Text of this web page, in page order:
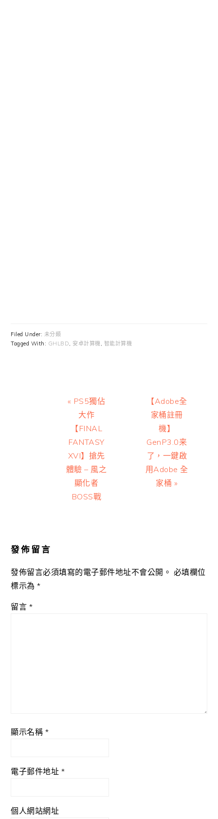
Filed Under: 未分類
Tagged With: GHLBD, 安卓計算機, 智能計算機
Previous
Post:
« PS5獨佔
大作
【FINAL
FANTASY
XVI】搶先
體驗 – 風之
顯化者
BOSS戰
Next
Post:
【Adobe全
家桶註冊
機】
GenP3.0来
了，一鍵啟
用Adobe 全
家桶 »
發佈留言
發佈留言必須填寫的電子郵件地址不會公開。 必填欄位
標示為*
留言 *
顯示名稱 *
電子郵件地址 *
個人網站網址